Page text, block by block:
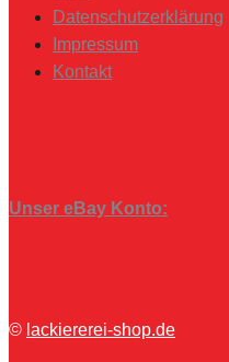
Datenschutzerklärung
Impressum
Kontakt
Unser eBay Konto:
© lackiererei-shop.de